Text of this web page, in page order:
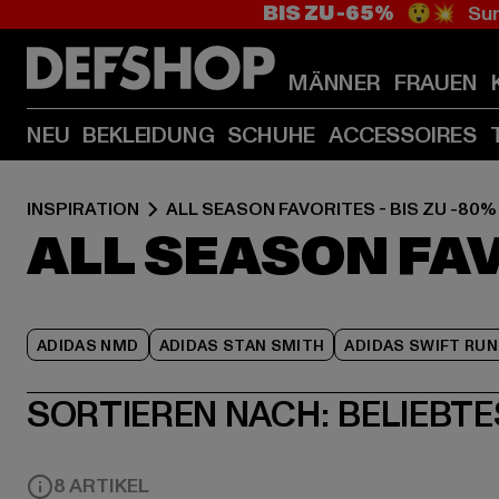
BIS ZU -65% 😲💥
MÄNNER FRAUEN
NEU BEKLEIDUNG SCHUHE ACCESSOIRES
INSPIRATION ALL SEASON FAVORITES - BIS ZU -80%
ALL SEASON
ADIDAS NMD ADIDAS STAN SMITH ADIDAS SWIFT RUN
SORTIEREN NACH:
8 ARTIKEL